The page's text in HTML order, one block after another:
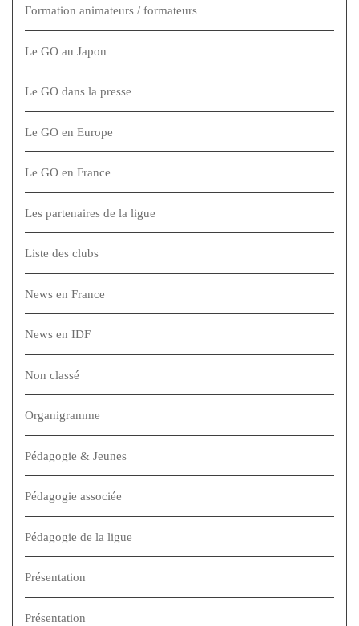
Formation animateurs / formateurs
Le GO au Japon
Le GO dans la presse
Le GO en Europe
Le GO en France
Les partenaires de la ligue
Liste des clubs
News en France
News en IDF
Non classé
Organigramme
Pédagogie & Jeunes
Pédagogie associée
Pédagogie de la ligue
Présentation
Présentation